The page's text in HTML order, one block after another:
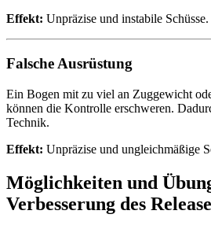
Effekt: Unpräzise und instabile Schüsse.
Falsche Ausrüstung
Ein Bogen mit zu viel an Zuggewicht
können die Kontrolle erschweren.
Technik.
Effekt: Unpräzise und ungleichmäßige
Möglichkeiten und
Verbesserung des